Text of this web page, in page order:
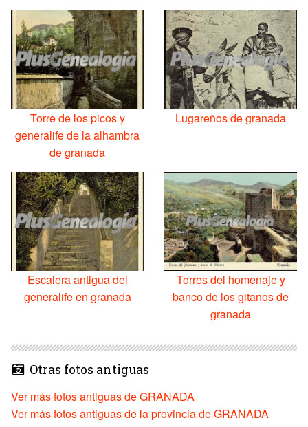
Torre de los picos y
generalife de la alhambra
de granada
Lugareños de granada
Escalera antigua del
generalife en granada
Torres del homenaje y
banco de los gitanos de
granada
Otras fotos antiguas
Ver más fotos antiguas de GRANADA
Ver más fotos antiguas de la provincia de GRANADA